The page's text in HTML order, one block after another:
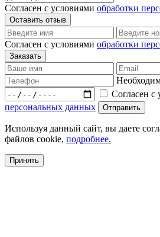
Согласен с условиями обработки
Согласен с условиями обработки
Согласен с
персональных данных
Используя данный сайт, вы даете
файлов cookie, подробнее.
Принять